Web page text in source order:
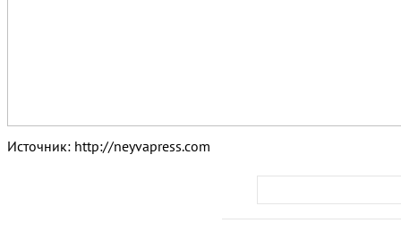
Источник: http://neyvapress.com